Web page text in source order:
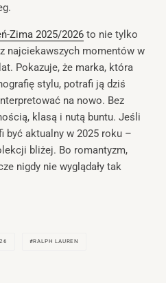
Zima 2025/2026 to nie tylko
najciekawszych momentów w
Pokazuje, że marka, która
stylu, potrafi ją dziś
na nowo. Bez
klasą i nutą buntu. Jeśli
być aktualny w 2025 roku –
bliżej. Bo romantyzm,
nigdy nie wyglądały tak
RALPH LAUREN